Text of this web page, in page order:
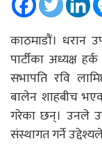
काठमाडौं। धरान
पार्टीका अध्यक्ष
सभापति रवि
बालेन शाहबीच
गरेका छन्। उनले
संस्थागत गर्ने